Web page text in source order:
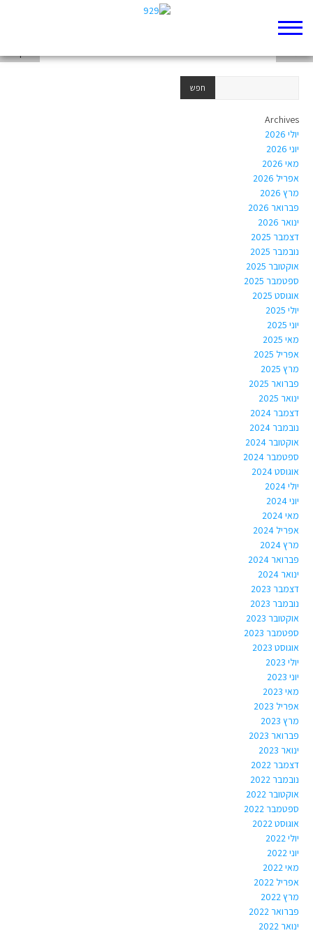
Archives
יולי 2026
יוני 2026
מאי 2026
אפריל 2026
מרץ 2026
פברואר 2026
ינואר 2026
דצמבר 2025
נובמבר 2025
אוקטובר 2025
ספטמבר 2025
אוגוסט 2025
יולי 2025
יוני 2025
מאי 2025
אפריל 2025
מרץ 2025
פברואר 2025
ינואר 2025
דצמבר 2024
נובמבר 2024
אוקטובר 2024
ספטמבר 2024
אוגוסט 2024
יולי 2024
יוני 2024
מאי 2024
אפריל 2024
מרץ 2024
פברואר 2024
ינואר 2024
דצמבר 2023
נובמבר 2023
אוקטובר 2023
ספטמבר 2023
אוגוסט 2023
יולי 2023
יוני 2023
מאי 2023
אפריל 2023
מרץ 2023
פברואר 2023
ינואר 2023
דצמבר 2022
נובמבר 2022
אוקטובר 2022
ספטמבר 2022
אוגוסט 2022
יולי 2022
יוני 2022
מאי 2022
אפריל 2022
מרץ 2022
פברואר 2022
ינואר 2022